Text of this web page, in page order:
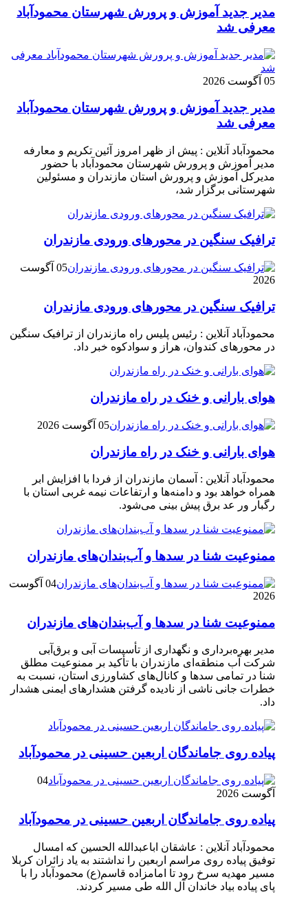
مدیر جدید آموزش و پرورش شهرستان محمودآباد
معرفی شد
05 آگوست 2026
مدیر جدید آموزش و پرورش شهرستان محمودآباد
معرفی شد
محمودآباد آنلاین : پیش از ظهر امروز آئین تکریم و معارفه
مدیر آموزش و پرورش شهرستان محمودآباد با حضور
مدیرکل آموزش و پرورش استان مازندران و مسئولین
شهرستانی برگزار شد،
ترافیک سنگین در محور‌های ورودی مازندران
05 آگوست
2026
ترافیک سنگین در محور‌های ورودی مازندران
محمودآباد آنلاین : رئیس پلیس راه مازندران از ترافیک سنگین
در محور‌های کندوان، هراز و سوادکوه خبر داد.
هوای بارانی و خنک در راه مازندران
05 آگوست 2026
هوای بارانی و خنک در راه مازندران
محمودآباد آنلاین : آسمان مازندران از فردا با افزایش ابر
همراه خواهد بود و دامنه‌ها و ارتفاعات نیمه غربی استان با
رگبار ور عد برق پیش بینی می‌شود.
ممنوعیت شنا در سدها و آب‌بندان‌‌های مازندران
04 آگوست
2026
ممنوعیت شنا در سدها و آب‌بندان‌‌های مازندران
مدیر بهره‌برداری و نگهداری از تأسیسات آبی و برق‌آبی
شرکت آب منطقه‌ای مازندران با تأکید بر ممنوعیت مطلق
شنا در تمامی سدها و کانال‌های کشاورزی استان، نسبت به
خطرات جانی ناشی از نادیده گرفتن هشدارهای ایمنی هشدار
داد.
پیاده روی جاماندگان اربعین حسینی در محمودآباد
04
آگوست 2026
پیاده روی جاماندگان اربعین حسینی در محمودآباد
محمودآباد آنلاین : عاشقان اباعبدالله الحسین که امسال
توفیق پیاده روی مراسم اربعین را نداشتند به یاد زائران کربلا
مسیر مهدیه سرخ رود تا امامزاده قاسم(ع) محمودآباد را با
پای پیاده بیاد خاندان آل الله طی مسیر کردند.